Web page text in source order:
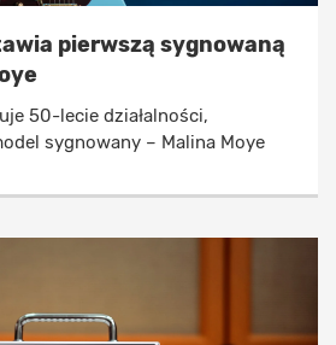
pierwszą sygnowaną
50-lecie działalności,
sygnowany – Malina Moye